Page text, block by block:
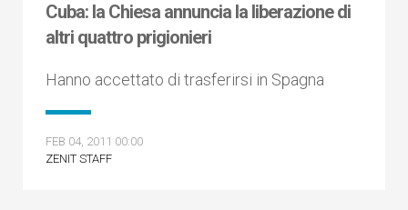
Cuba: la Chiesa annuncia la liberazione di
altri quattro prigionieri
Hanno accettato di trasferirsi in Spagna
FEB 04, 2011 00:00
ZENIT STAFF